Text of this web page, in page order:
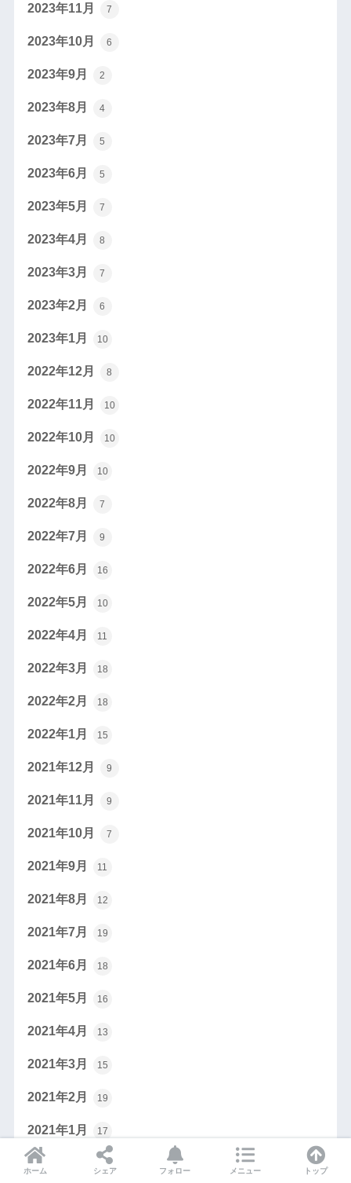
2023年11月 7
2023年10月 6
2023年9月 2
2023年8月 4
2023年7月 5
2023年6月 5
2023年5月 7
2023年4月 8
2023年3月 7
2023年2月 6
2023年1月 10
2022年12月 8
2022年11月 10
2022年10月 10
2022年9月 10
2022年8月 7
2022年7月 9
2022年6月 16
2022年5月 10
2022年4月 11
2022年3月 18
2022年2月 18
2022年1月 15
2021年12月 9
2021年11月 9
2021年10月 7
2021年9月 11
2021年8月 12
2021年7月 19
2021年6月 18
2021年5月 16
2021年4月 13
2021年3月 15
2021年2月 19
2021年1月 17
2020年12月 9
ホーム シェア フォロー メニュー トップ